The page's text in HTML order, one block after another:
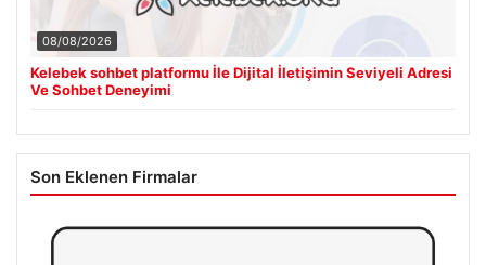
08/08/2026
Kelebek sohbet platformu İle Dijital İletişimin Seviyeli Adresi
Ve Sohbet Deneyimi
Son Eklenen Firmalar